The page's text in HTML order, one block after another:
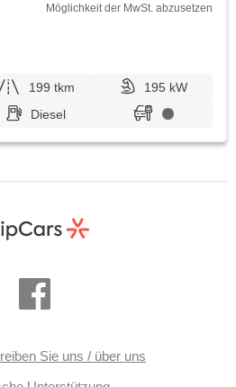
Möglichkeit der MwSt. abzusetzen
199 tkm
195 kW
Diesel
Sie uns / über uns